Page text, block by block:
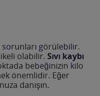
sorunları görülebilir.
olabilir. Sıvı kaybı
bebeğinizin kilo
önemlidir. Eğer
danışın.